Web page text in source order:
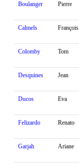
Boulanger Pierre
Calmels François
Colomby Tom
Desquines Jean
Ducos Eva
Felizardo Renato
Garjah Ariane